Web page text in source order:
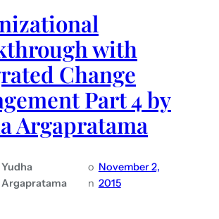
with
Change
Part 4 by
Argapratama
Yudha
Argapratama
o
n
November 2,
2015